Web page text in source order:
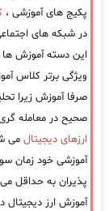
پکیج های آموزشی ،
در شبکه های
این دسته آموزش ها
ویژگی برتر کلاس
صرفا آموزش زیرا
صحیح در معامله
ارزهای دیجیتال می
آموزشی خود زمان
پذیران به حداقل
آموزش ارز دیجیتال